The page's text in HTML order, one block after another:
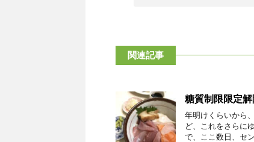
関連記事
糖質制限限定
年明けくらいから
ど、これをさらに
で、ここ数日、セ